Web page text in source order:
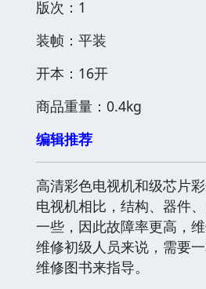
版次：1
装帧：平装
开本：16开
商品重量：0.4kg
编辑推荐
高清彩色电视机和级芯片
电视机相比，结构、器件
一些，因此故障率更高，
维修初级人员来说，需要
维修图书来指导。